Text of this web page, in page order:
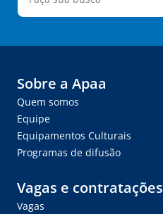
Sobre a Apaa
Quem somos
Equipe
Equipamentos Culturais
Programas de difusão
Vagas e contratações
Vagas